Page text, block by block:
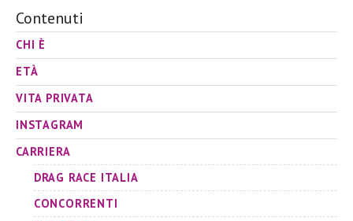
Contenuti
CHI È
ETÀ
VITA PRIVATA
INSTAGRAM
CARRIERA
DRAG RACE ITALIA
CONCORRENTI